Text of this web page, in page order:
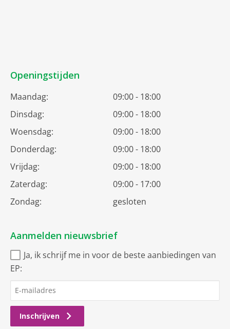
Openingstijden
Maandag:
09:00 - 18:00
Dinsdag:
09:00 - 18:00
Woensdag:
09:00 - 18:00
Donderdag:
09:00 - 18:00
Vrijdag:
09:00 - 18:00
Zaterdag:
09:00 - 17:00
Zondag:
gesloten
Aanmelden nieuwsbrief
Ja, ik schrijf me in voor de beste aanbiedingen van
EP:
Inschrijven